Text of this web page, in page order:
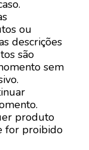
ou
descrições
são
sem
produto
for proibido